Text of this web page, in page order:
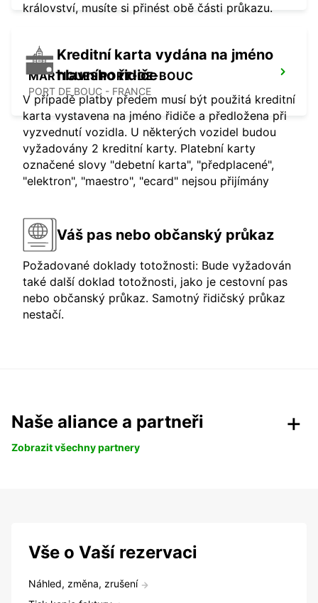
MARTIGUES PORT-DE-BOUC
PORT DE BOUC - FRANCE
království, musíte si přinést obě části průkazu.
Kreditní karta vydána na jméno
hlavního řidiče
V případě platby předem musí být použitá kreditní
karta vystavena na jméno řidiče a předložena při
vyzvednutí vozidla. U některých vozidel budou
vyžadovány 2 kreditní karty. Platební karty
označené slovy "debetní karta", "předplacené",
"elektron", "maestro", "ecard" nejsou přijímány
Váš pas nebo občanský průkaz
Požadované doklady totožnosti: Bude vyžadován
také další doklad totožnosti, jako je cestovní pas
nebo občanský průkaz. Samotný řidičský průkaz
nestačí.
Naše aliance a partneři
Zobrazit všechny partnery
Vše o Vaší rezervaci
Náhled, změna, zrušení